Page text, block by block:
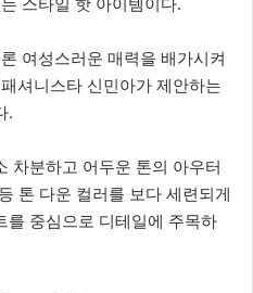
스타일 핫 아이템이다.
여성스러운 매력을 배가시켜
셔니스타 신민아가 제안하는
.
차분하고 어두운 톤의 아우터
톤 다운 컬러를 보다 세련되게
를 중심으로 디테일에 주목하